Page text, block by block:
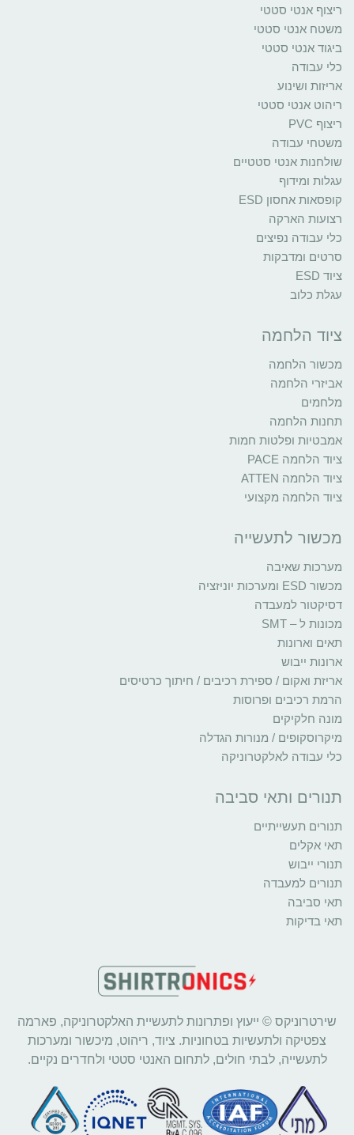
ריצוף אנטי סטטי
משטח אנטי סטטי
ביגוד אנטי סטטי
כלי עבודה
אריזות ושינוע
ריהוט אנטי סטטי
ריצוף PVC
משטחי עבודה
שולחנות אנטי סטטיים
עגלות ומידוף
קופסאות אחסון ESD
רצועות הארקה
כלי עבודה נפיצים
סרטים ומדבקות
ציוד ESD
עגלת כלוב
ציוד הלחמה
מכשור הלחמה
אביזרי הלחמה
מלחמים
תחנות הלחמה
אמבטיות ופלטות חמות
ציוד הלחמה PACE
ציוד הלחמה ATTEN
ציוד הלחמה מקצועי
מכשור לתעשייה
מערכות שאיבה
מכשור ESD ומערכות יוניזציה
דסיקטור למעבדה
מכונות ל – SMT
תאים וארונות
ארונות ייבוש
אריזת ואקום / ספירת רכיבים / חיתוך כרטיסים
הרמת רכיבים ופרוסות
מונה חלקיקים
מיקרוסקופים / מנורות הגדלה
כלי עבודה לאלקטרוניקה
תנורים ותאי סביבה
תנורים תעשייתיים
תאי אקלים
תנורי ייבוש
תנורים למעבדה
תאי סביבה
תאי בדיקות
שירטרוניקס © ייעוץ ופתרונות לתעשיית האלקטרוניקה, פארמה
צפטיקה ולתעשיות בטחוניות. ציוד, ריהוט, מיכשור ומערכות
לתעשייה, לבתי חולים, לתחום האנטי סטטי ולחדרים נקיים.